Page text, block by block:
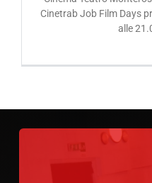
Cinetrab Job Film Days
alle